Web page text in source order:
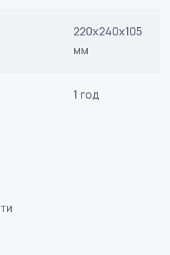
220x240x105
мм
1 год